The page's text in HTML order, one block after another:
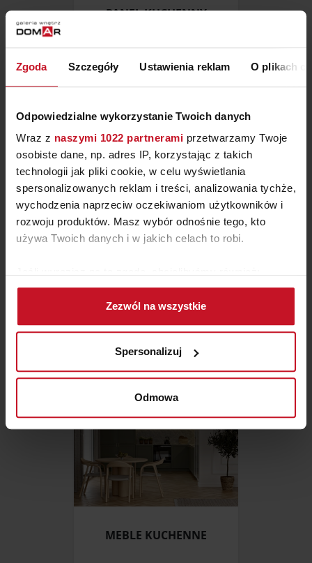
Zgoda Szczegóły Ustawienia reklam O plikach
Odpowiedzialne wykorzystanie Twoich danych
Wraz z naszymi 1022 partnerami przetwarzamy Twoje
osobiste dane, np. adres IP, korzystając z takich
technologii jak pliki cookie, w celu wyświetlania
spersonalizowanych reklam i treści, analizowania tychże,
wychodzenia naprzeciw oczekiwaniom użytkowników i
rozwoju produktów. Masz wybór odnośnie tego, kto
używa Twoich danych i w jakich celach to robi.
Gromadzić dane dotyczące Twojej lokalizacji
geograficznej z dokładnością nawet do kilku metrów
Identyfikować Twoje urządzenie, aktywnie
(fingerprinting, czyli wirtualny odcisk palca)
Dowiedz się więcej odnośnie tego, jak Twoje osobiste
dane są przetwarzane oraz ustaw własne preferencje w
zmienić lub wycofać swoją zgodę w dowolnej chwili.
Wykorzystujemy pliki cookie do spersonalizowania treści
i reklam, aby oferować funkcje społecznościowe i
analizować ruch w naszej witrynie. Informacje o tym, jak
społecznościowym, reklamowym i analitycznym.
Zezwól na wszystkie
Spersonalizuj
Odmowa
PANEL KUCHENNY
ZAPYTAJ O CENĘ W SALONIE
HOKER CAMILLA
ZAPYTAJ O CENĘ W SALONIE
MEBLE KUCHENNE